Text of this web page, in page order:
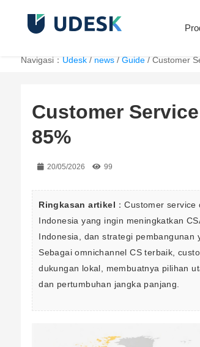
Navigasi： Udesk/ news/ Guide/ Customer
Customer
85%
20/05/2026 99
Ringkasan artikel ：Customer
Indonesia yang ingin meningkatkan
Indonesia, dan strategi pembangunan
Sebagai omnichannel CS terbaik,
dukungan lokal, membuatnya pilihan
dan pertumbuhan jangka panjang.